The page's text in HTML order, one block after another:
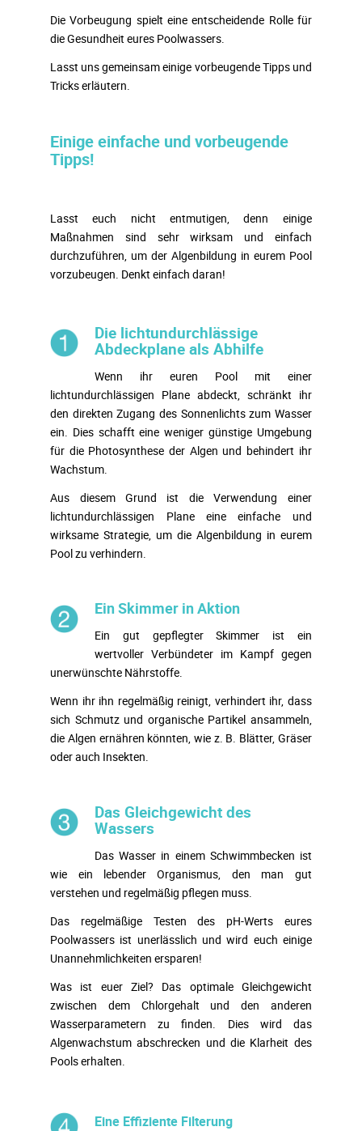
Die Vorbeugung spielt eine entscheidende Rolle für
die Gesundheit eures Poolwassers.
Lasst uns gemeinsam einige vorbeugende Tipps und
Tricks erläutern.
Einige einfache und vorbeugende
Tipps!
Lasst euch nicht entmutigen, denn einige
Maßnahmen sind sehr wirksam und einfach
durchzuführen, um der Algenbildung in eurem Pool
vorzubeugen. Denkt einfach daran!
Die lichtundurchlässige
Abdeckplane als Abhilfe
Wenn ihr euren Pool mit einer
lichtundurchlässigen Plane abdeckt, schränkt ihr
den direkten Zugang des Sonnenlichts zum Wasser
ein. Dies schafft eine weniger günstige Umgebung
für die Photosynthese der Algen und behindert ihr
Wachstum.
Aus diesem Grund ist die Verwendung einer
lichtundurchlässigen Plane eine einfache und
wirksame Strategie, um die Algenbildung in eurem
Pool zu verhindern.
Ein Skimmer in Aktion
Ein gut gepflegter Skimmer ist ein
wertvoller Verbündeter im Kampf gegen
unerwünschte Nährstoffe.
Wenn ihr ihn regelmäßig reinigt, verhindert ihr, dass
sich Schmutz und organische Partikel ansammeln,
die Algen ernähren könnten, wie z. B. Blätter, Gräser
oder auch Insekten.
Das Gleichgewicht des
Wassers
Das Wasser in einem Schwimmbecken ist
wie ein lebender Organismus, den man gut
verstehen und regelmäßig pflegen muss.
Das regelmäßige Testen des pH-Werts eures
Poolwassers ist unerlässlich und wird euch einige
Unannehmlichkeiten ersparen!
Was ist euer Ziel? Das optimale Gleichgewicht
zwischen dem Chlorgehalt und den anderen
Wasserparametern zu finden. Dies wird das
Algenwachstum abschrecken und die Klarheit des
Pools erhalten.
Eine Effiziente Filterung